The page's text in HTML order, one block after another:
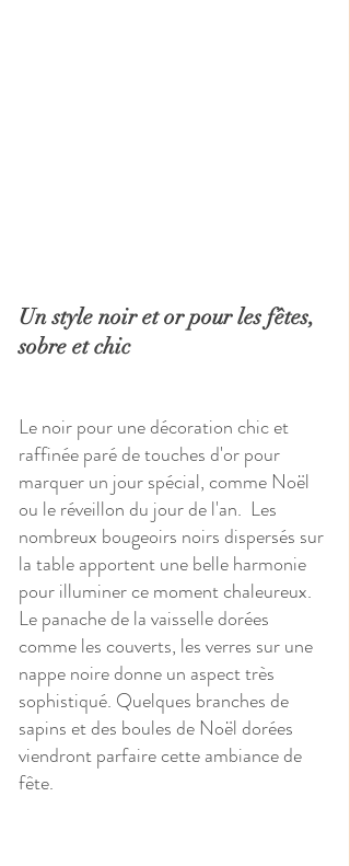
Un style noir et or pour les fêtes,
sobre et chic
Le noir pour une décoration chic et
raffinée paré de touches d'or pour
marquer un jour spécial, comme Noël
ou le réveillon du jour de l'an.  Les
nombreux bougeoirs noirs dispersés sur
la table apportent une belle harmonie
pour illuminer ce moment chaleureux.
Le panache de la vaisselle dorées
comme les couverts, les verres sur une
nappe noire donne un aspect très
sophistiqué. Quelques branches de
sapins et des boules de Noël dorées
viendront parfaire cette ambiance de
fête.